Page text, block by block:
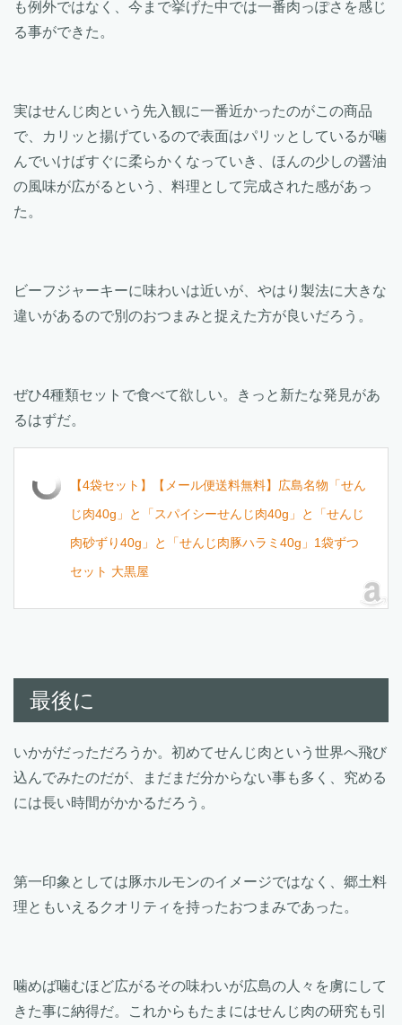
も例外ではなく、今まで挙げた中では一番肉っぽさを感じ
る事ができた。
実はせんじ肉という先入観に一番近かったのがこの商品
で、カリッと揚げているので表面はパリッとしているが噛
んでいけばすぐに柔らかくなっていき、ほんの少しの醤油
の風味が広がるという、料理として完成された感があっ
た。
ビーフジャーキーに味わいは近いが、やはり製法に大きな
違いがあるので別のおつまみと捉えた方が良いだろう。
ぜひ4種類セットで食べて欲しい。きっと新たな発見があ
るはずだ。
【4袋セット】【メール便送料無料】広島名物「せん
じ肉40g」と「スパイシーせんじ肉40g」と「せんじ
肉砂ずり40g」と「せんじ肉豚ハラミ40g」1袋ずつ
セット 大黒屋
最後に
いかがだっただろうか。初めてせんじ肉という世界へ飛び
込んでみたのだが、まだまだ分からない事も多く、究める
には長い時間がかかるだろう。
第一印象としては豚ホルモンのイメージではなく、郷土料
理ともいえるクオリティを持ったおつまみであった。
噛めば噛むほど広がるその味わいが広島の人々を虜にして
きた事に納得だ。これからもたまにはせんじ肉の研究も引